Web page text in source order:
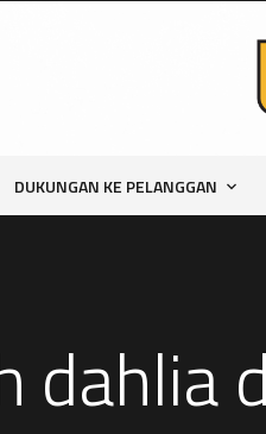
DUKUNGAN KE PELANGGAN
dahlia